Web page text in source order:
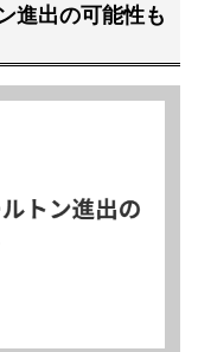
進出の可能性も